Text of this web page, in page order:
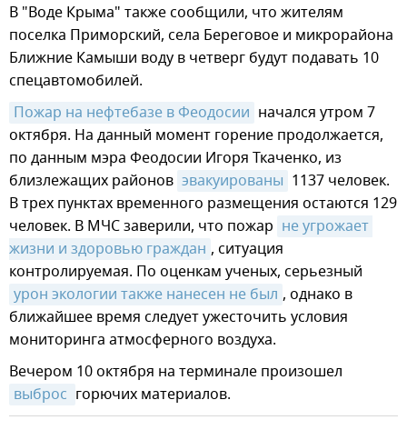
В "Воде Крыма" также сообщили, что жителям
поселка Приморский, села Береговое и микрорайона
Ближние Камыши воду в четверг будут подавать 10
спецавтомобилей.
Пожар на нефтебазе в Феодосии начался утром 7
октября. На данный момент горение продолжается,
по данным мэра Феодосии Игоря Ткаченко, из
близлежащих районов эвакуированы 1137 человек.
В трех пунктах временного размещения остаются 129
человек. В МЧС заверили, что пожар не угрожает
жизни и здоровью граждан , ситуация
контролируемая. По оценкам ученых, серьезный
урон экологии также нанесен не был , однако в
ближайшее время следует ужесточить условия
мониторинга атмосферного воздуха.
Вечером 10 октября на терминале произошел
выброс горючих материалов.